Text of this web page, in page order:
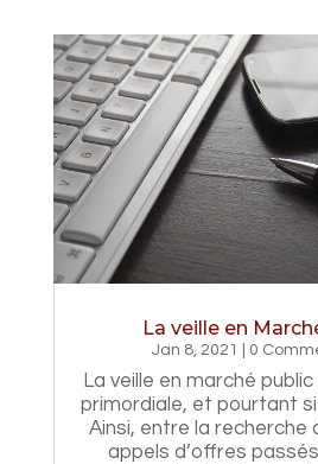
La veille en
Jan 8, 2021 | 0
La veille en marché
primordiale, et pourtant
Ainsi, entre la recherche
appels d’offres